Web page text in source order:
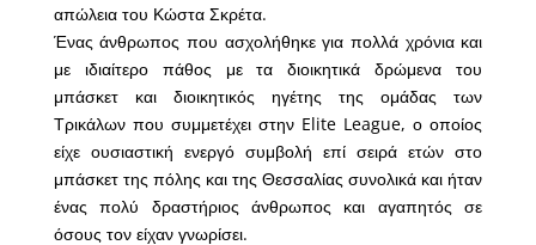
απώλεια του Κώστα Σκρέτα.
Ένας άνθρωπος που ασχολήθηκε για πολλά χρόνια και
με ιδιαίτερο πάθος με τα διοικητικά δρώμενα του
μπάσκετ και διοικητικός ηγέτης της ομάδας των
Τρικάλων που συμμετέχει στην Elite League, ο οποίος
είχε ουσιαστική ενεργό συμβολή επί σειρά ετών στο
μπάσκετ της πόλης και της Θεσσαλίας συνολικά και ήταν
ένας πολύ δραστήριος άνθρωπος και αγαπητός σε
όσους τον είχαν γνωρίσει.